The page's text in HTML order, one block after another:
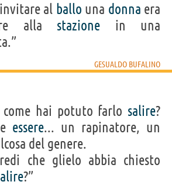
al ballo una donna era
alla stazione in una
GESUALDO BUFALINO
come hai potuto farlo salire?
essere... un rapinatore, un
del genere.
che glielo abbia chiesto
?”